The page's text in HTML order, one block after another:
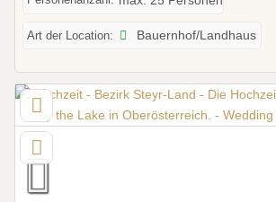
Art der Location: Bauernhof/Landhaus